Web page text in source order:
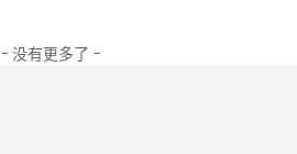
- 没有更多了 -